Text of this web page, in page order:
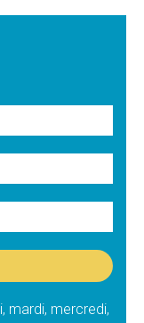
mardi, mercredi,